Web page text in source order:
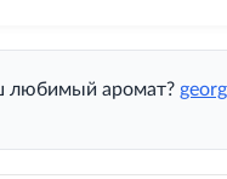
любимый аромат?